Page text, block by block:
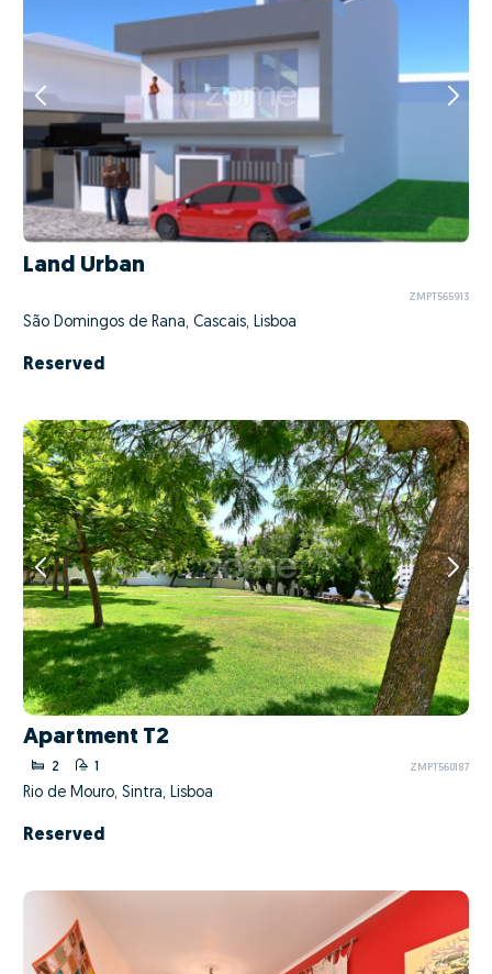
Land Urban
ZMPT565913
São Domingos de Rana, Cascais, Lisboa
Reserved
Apartment T2
2 1 ZMPT560187
Rio de Mouro, Sintra, Lisboa
Reserved